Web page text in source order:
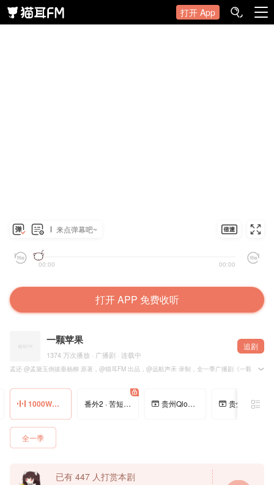
打开 App
来点弹幕吧~
00:00 00:00
打开 APP 免费收听
一颗苹果
1374 万次播放 · 广播剧 · 连载中
追剧
孟还 @孟黛玉倒拔垂杨柳 原著，@猫耳FM 出品，@远航声禾 录制，全一季广播剧《一颗苹果
=配音组=
=制作组=
监制/编剧：杨铁锤@曾经老衲满头秀发
音频后期：于非@于非FF
宣 传：爱吃红富士
字幕组：OCIR·字幕组@OCIR·字幕组
1000W微博语音 · 谢青寄 番外2 · 苦短情长 贵州Qlog01 · 牛肉 贵州Qlog02 · 苗绣
全一季
已有 447 人打赏本剧